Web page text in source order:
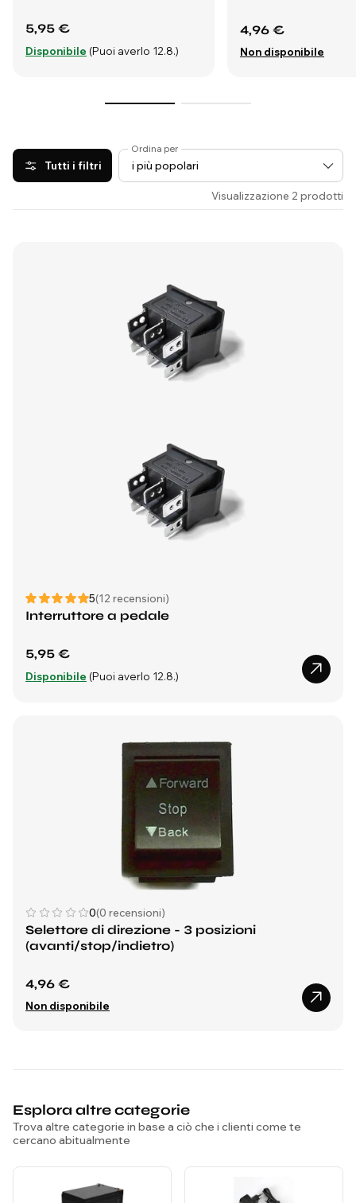
5,95 €
Disponibile (Puoi averlo 12.8.)
4,96 €
Non disponibile
Tutti i filtri
Ordina per
Visualizzazione 2 prodotti
5(12 recensioni)
Interruttore a pedale
5,95 €
Disponibile (Puoi averlo 12.8.)
0(0 recensioni)
Selettore di direzione - 3 posizioni
(avanti/stop/indietro)
4,96 €
Non disponibile
Esplora altre categorie
Trova altre categorie in base a ciò che i clienti come te
cercano abitualmente